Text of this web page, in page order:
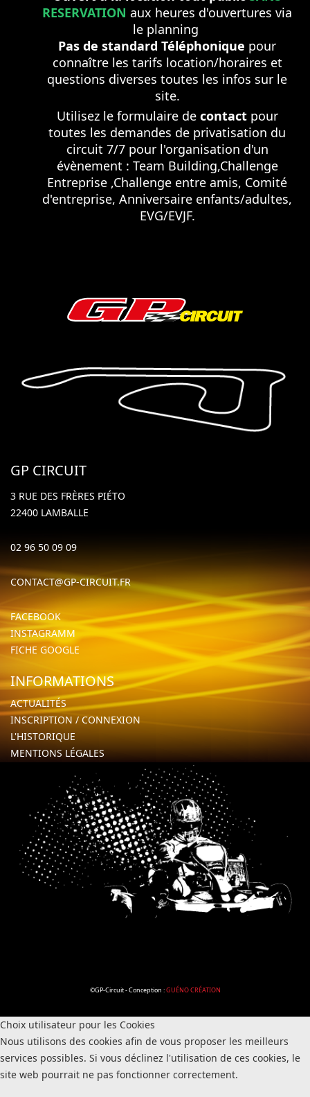
RESERVATION aux heures d'ouvertures via
le planning
Pas de standard Téléphonique pour
connaître les tarifs location/horaires et
questions diverses toutes les infos sur le
site.
Utilisez le formulaire de contactpour
toutes les demandes de privatisation du
circuit 7/7 pour l'organisation d'un
évènement : Team Building,Challenge
Entreprise ,Challenge entre amis, Comité
d'entreprise, Anniversaire enfants/adultes,
EVG/EVJF.
GP CIRCUIT
3 RUE DES FRÈRES PIÉTO
22400 LAMBALLE
02 96 50 09 09
CONTACT@GP-CIRCUIT.FR
FACEBOOK
INSTAGRAMM
FICHE GOOGLE
INFORMATIONS
ACTUALITÉS
INSCRIPTION / CONNEXION
L'HISTORIQUE
MENTIONS LÉGALES
©GP-Circuit - Conception :GUÉNO CRÉATION
Choix utilisateur pour les Cookies
Nous utilisons des cookies afin de vous proposer les meilleurs
services possibles. Si vous déclinez l'utilisation de ces cookies, le
site web pourrait ne pas fonctionner correctement.